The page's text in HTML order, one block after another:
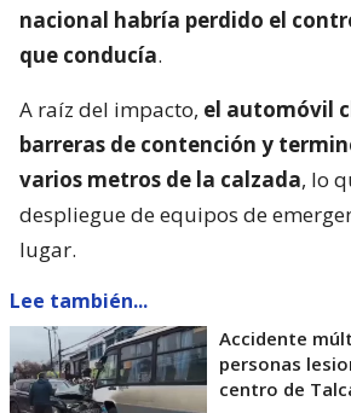
nacional habría perdido el
que conducía.
A raíz del impacto, el automóvil
barreras de contención y
varios metros de la calzada, lo
despliegue de equipos de
lugar.
Lee también...
Accidente
personas
centro de